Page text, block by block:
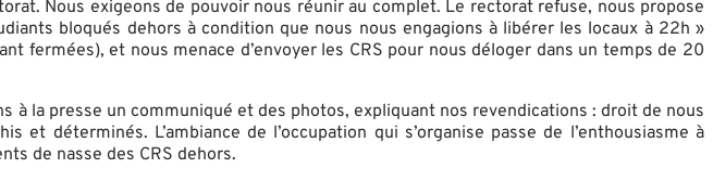
Nous exigeons de pouvoir nous réunir au complet. Le rectorat refuse, nous propose
bloqués dehors à condition que nous nous engagions à libérer les locaux à 22h »
fermées), et nous menace d’envoyer les CRS pour nous déloger dans un temps de 20
à la presse un communiqué et des photos, expliquant nos revendications : droit de nous
déterminés. L’ambiance de l’occupation qui s’organise passe de l’enthousiasme à
de nasse des CRS dehors.